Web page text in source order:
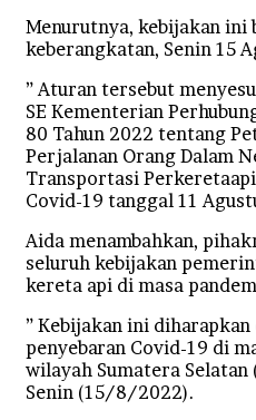
Menurutnya, kebijakan ini
keberangkatan, Senin 15
” Aturan tersebut
SE Kementerian
80 Tahun 2022 tentang
Perjalanan Orang Dalam
Transportasi
Covid-19 tanggal 11
Aida menambahkan,
seluruh kebijakan
kereta api di masa
” Kebijakan ini
penyebaran Covid-19 di
wilayah Sumatera Selatan
Senin (15/8/2022).